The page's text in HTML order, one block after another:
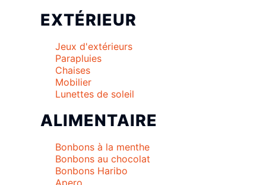
EXTÉRIEUR
Jeux d'extérieurs
Parapluies
Chaises
Mobilier
Lunettes de soleil
ALIMENTAIRE
Bonbons à la menthe
Bonbons au chocolat
Bonbons Haribo
Apero